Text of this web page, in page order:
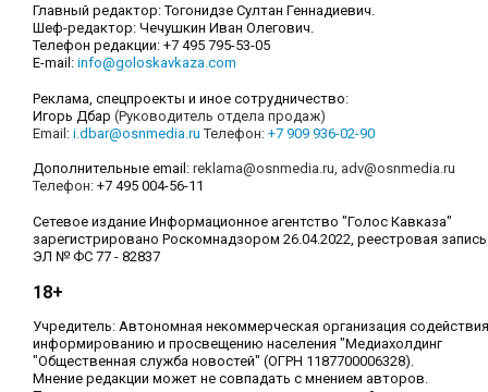
Главный редактор: Тогонидзе Султан Геннадиевич.
Шеф-редактор: Чечушкин Иван Олегович.
Телефон редакции: +7 495 795-53-05
E-mail: info@goloskavkaza.com
Реклама, спецпроекты и иное сотрудничество:
Игорь Дбар (Руководитель отдела продаж)
Email: i.dbar@osnmedia.ru Телефон: +7 909 936-02-90
Дополнительные email: reklama@osnmedia.ru adv@osnmedia.ru
Телефон: +7 495 004-56-11
Сетевое издание Информационное агентство "Голос Кавказа"
зарегистрировано Роскомнадзором 26.04.2022, реестровая запись
ЭЛ № ФС 77 - 82837
18+
Учредитель: Автономная некоммерческая организация содействия
информированию и просвещению населения "Медиахолдинг
"Общественная служба новостей" (ОГРН 1187700006328).
Мнение редакции может не совпадать с мнением авторов.